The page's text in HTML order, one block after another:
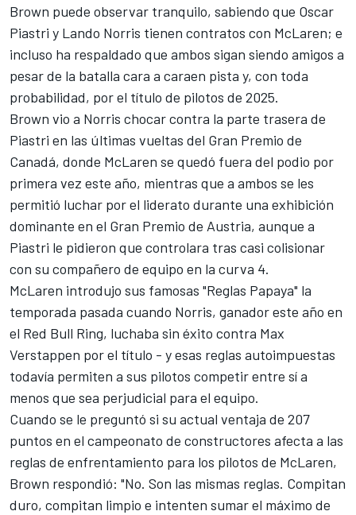
Brown puede observar tranquilo, sabiendo que Oscar
Piastri y Lando Norris tienen contratos con McLaren; e
incluso ha respaldado que ambos sigan siendo amigos a
pesar de la batalla cara a caraen pista y, con toda
probabilidad, por el título de pilotos de 2025.
Brown vio a Norris chocar contra la parte trasera de
Piastri en las últimas vueltas del Gran Premio de
Canadá, donde McLaren se quedó fuera del podio por
primera vez este año, mientras que a ambos se les
permitió luchar por el liderato durante una exhibición
dominante en el Gran Premio de Austria, aunque a
Piastri le pidieron que controlara tras casi colisionar
con su compañero de equipo en la curva 4.
McLaren introdujo sus famosas "Reglas Papaya" la
temporada pasada cuando Norris, ganador este año en
el Red Bull Ring, luchaba sin éxito contra Max
Verstappen por el título - y esas reglas autoimpuestas
todavía permiten a sus pilotos competir entre sí a
menos que sea perjudicial para el equipo.
Cuando se le preguntó si su actual ventaja de 207
puntos en el campeonato de constructores afecta a las
reglas de enfrentamiento para los pilotos de McLaren,
Brown respondió: "No. Son las mismas reglas. Compitan
duro, compitan limpio e intenten sumar el máximo de